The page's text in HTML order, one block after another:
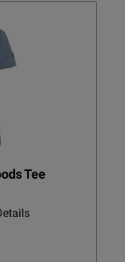
Tee